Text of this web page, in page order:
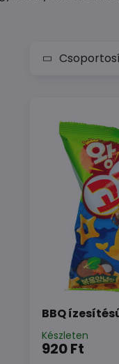
BBQ
Készleten
920 Ft